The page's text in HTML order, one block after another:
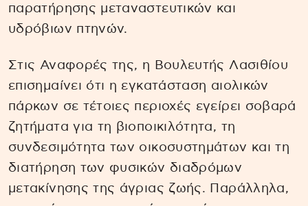
παρατήρησης μεταναστευτικών και
υδρόβιων πτηνών.
Στις Αναφορές της, η Βουλευτής Λασιθίου
επισημαίνει ότι η εγκατάσταση αιολικών
πάρκων σε τέτοιες περιοχές εγείρει σοβαρά
ζητήματα για τη βιοποικιλότητα, τη
συνδεσιμότητα των οικοσυστημάτων και τη
διατήρηση των φυσικών διαδρόμων
μετακίνησης της άγριας ζωής. Παράλληλα,